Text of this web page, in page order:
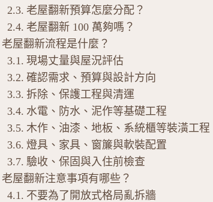
老屋翻新預算怎麼分配？
老屋翻新 100 萬夠嗎？
老屋翻新流程是什麼？
現場丈量與屋況評估
確認需求、預算與設計方向
拆除、保護工程與清運
水電、防水、泥作等基礎工程
木作、油漆、地板、系統櫃等裝潢工程
燈具、家具、窗簾與軟裝配置
驗收、保固與入住前檢查
老屋翻新注意事項有哪些？
不要為了開放式格局亂拆牆